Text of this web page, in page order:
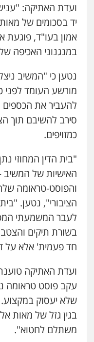
ועדת האתיקה:
יד בסכומים של
אמון בעו"ד, פוגעת
במנגנוני האכיפה
נטען כי "המשיב
מורשע העומד לפני
להעביר את הכספים
סירב להשיבם תוך
כמזויפים.
"בית הדין המחוזי
האישיות של
והפוסט-טראומה
הציבורי", נטען.
לעבר המשמעתי
בשורת תיקים
חד פעמית' אלא על
ועדת האתיקה טוענת
עקב פוסט טראומה
בגין גזל של מאות
משתלם לחטוא".